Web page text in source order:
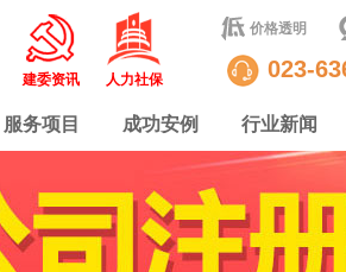
建委资讯 人力社保
价格透明
023-
服务项目 成功安例 行业新闻